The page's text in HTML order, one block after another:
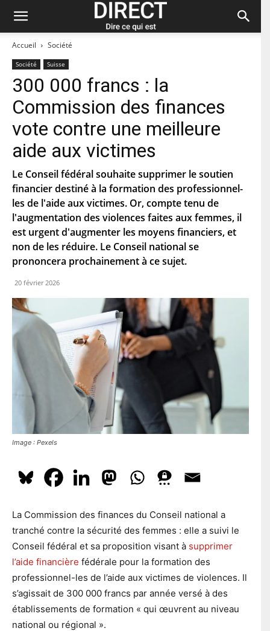
Accueil Société
Société Suisse
300 000 francs : la
Commission des finances
vote contre une meilleure
aide aux victimes
Le Conseil fédéral souhaite supprimer le soutien
financier destiné à la formation des professionnel-
les de l'aide aux victimes. Or, compte tenu de
l'augmentation des violences faites aux femmes, il
est urgent d'augmenter les moyens financiers, et
non de les réduire. Le Conseil national se
prononcera prochainement à ce sujet.
20 février 2026
Image : Pexels
La Commission des finances du Conseil national a
tranché contre la sécurité des femmes : elle a suivi le
Conseil fédéral et sa proposition visant à supprimer
l’aide financière fédérale pour la formation des
professionnel-les de l’aide aux victimes de violences. Il
s’agissait de 300 000 francs par année versé à des
établissements de formation « qui œuvrent au niveau
national ou régional ».
Restez à jour et abonnez-vous à notre
newsletter « direct ».
r
é
o
m
N
o
m
d
e
f
a
m
i
l
e
C
o
u
r
r
i
e
*
C
d
p
s
t
l
au courant de l'actualité. Pour en savoir plus, cliquez
S'ABONNER